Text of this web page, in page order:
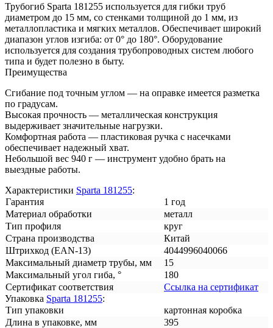
Трубогиб Sparta 181255 используется для гибки труб
диаметром до 15 мм, со стенками толщиной до 1 мм, из
металлопластика и мягких металлов. Обеспечивает широкий
диапазон углов изгиба: от 0° до 180°. Оборудование
используется для создания трубопроводных систем любого
типа и будет полезно в быту.
Преимущества
Сгибание под точным углом — на оправке имеется разметка
по градусам.
Высокая прочность — металлическая конструкция
выдерживает значительные нагрузки.
Комфортная работа — пластиковая ручка с насечками
обеспечивает надежный хват.
Небольшой вес 940 г — инструмент удобно брать на
выездные работы.
Характеристики Sparta 181255:
Гарантия
1 год
Материал обработки
металл
Тип профиля
круг
Страна производства
Китай
Штрихкод (EAN-13)
4044996040066
Максимальный диаметр трубы, мм
15
Максимальный угол гиба, °
180
Сертификат соответствия
Ссылка на сертификат
Упаковка Sparta 181255:
Тип упаковки
картонная коробка
Длина в упаковке, мм
395